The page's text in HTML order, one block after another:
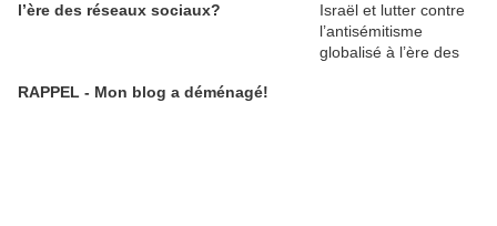
l’ère des réseaux sociaux?
RAPPEL - Mon blog a déménagé!